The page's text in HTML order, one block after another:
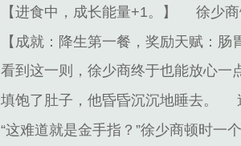
【进食中，成长能量+1。】
徐少
【成就：降生第一餐，奖励天赋：
看到这一则，徐少商终于也能放心一
填饱了肚子，他昏昏沉沉地睡去。
“这难道就是金手指？”徐少商顿时一